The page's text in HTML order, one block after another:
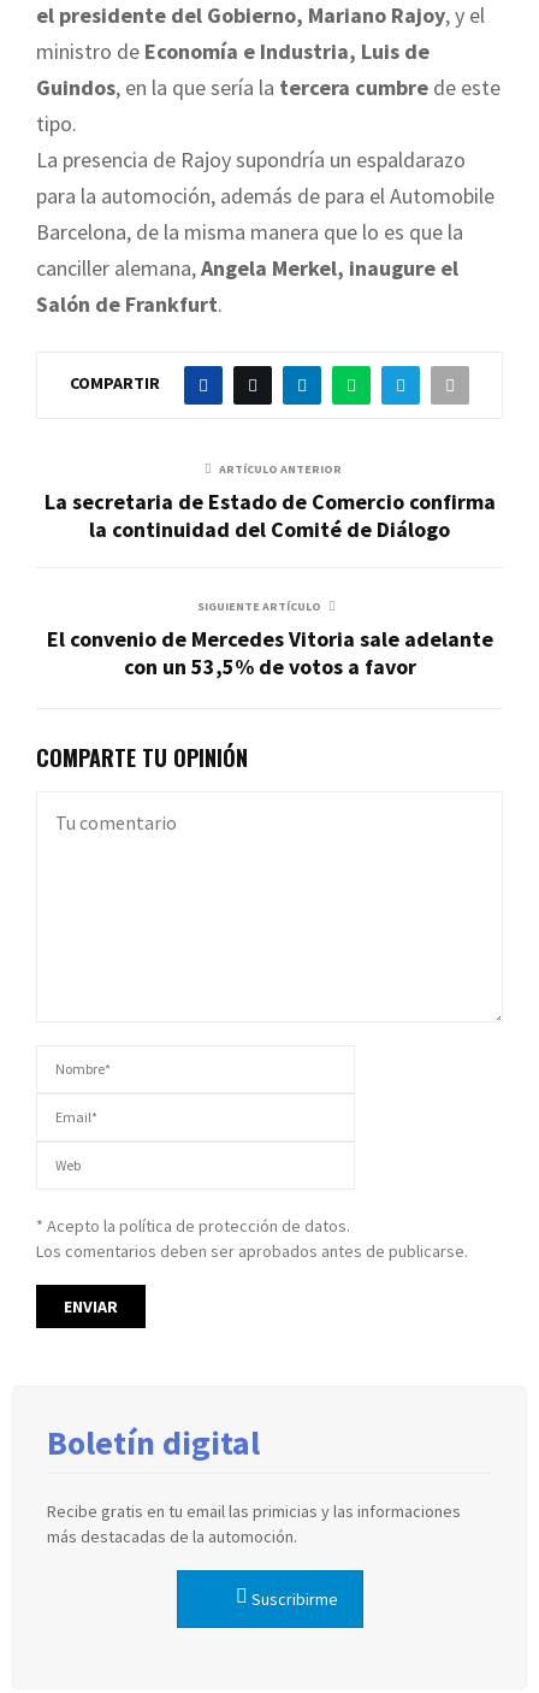
el presidente del Gobierno, Mariano Rajoy, y el
ministro de Economía e Industria, Luis de
Guindos, en la que sería la tercera cumbre de este
tipo.
La presencia de Rajoy supondría un espaldarazo
para la automoción, además de para el Automobile
Barcelona, de la misma manera que lo es que la
canciller alemana,Angela Merkel, inaugure el
Salón de Frankfurt.
COMPARTIR
ARTÍCULO ANTERIOR
La secretaria de Estado de Comercio confirma
la continuidad del Comité de Diálogo
SIGUIENTE ARTÍCULO
El convenio de Mercedes Vitoria sale adelante
con un 53,5% de votos a favor
COMPARTE TU OPINIÓN
* Acepto la política de protección de datos.
Los comentarios deben ser aprobados antes de publicarse.
Boletín digital
Recibe gratis en tu email las primicias y las informaciones
más destacadas de la automoción.
Suscribirme